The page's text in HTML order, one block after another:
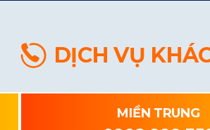
DỊCH VỤ
MIỀN TRUNG